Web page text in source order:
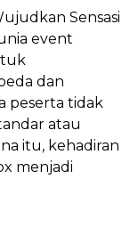
Sensasi
event
dan
peserta tidak
atau
itu, kehadiran
menjadi